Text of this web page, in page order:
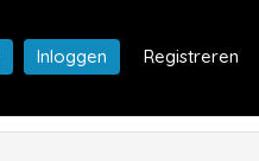
Inloggen Registreren